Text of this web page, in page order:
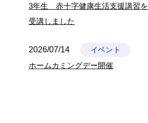
3年生 赤十字健康生活支援講習を
受講しました
2026/07/14 イベント
ホームカミングデー開催